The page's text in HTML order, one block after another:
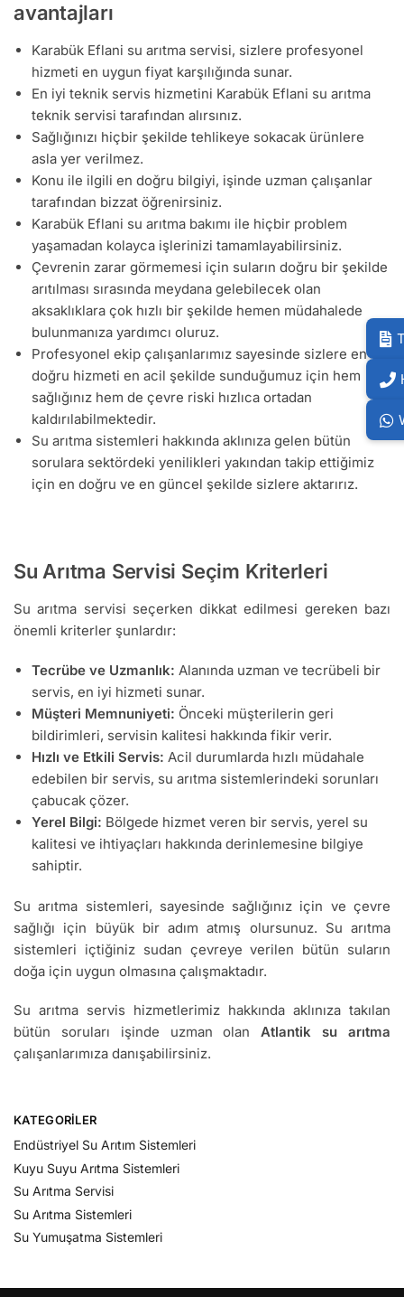
avantajları
Karabük Eflani su arıtma servisi, sizlere profesyonel
hizmeti en uygun fiyat karşılığında sunar.
En iyi teknik servis hizmetini Karabük Eflani su arıtma
teknik servisi tarafından alırsınız.
Sağlığınızı hiçbir şekilde tehlikeye sokacak ürünlere
asla yer verilmez.
Konu ile ilgili en doğru bilgiyi, işinde uzman çalışanlar
tarafından bizzat öğrenirsiniz.
Karabük Eflani su arıtma bakımı ile hiçbir problem
yaşamadan kolayca işlerinizi tamamlayabilirsiniz.
Çevrenin zarar görmemesi için suların doğru bir şekilde
arıtılması sırasında meydana gelebilecek olan
aksaklıklara çok hızlı bir şekilde hemen müdahalede
bulunmanıza yardımcı oluruz.
Profesyonel ekip çalışanlarımız sayesinde sizlere en
doğru hizmeti en acil şekilde sunduğumuz için hem
sağlığınız hem de çevre riski hızlıca ortadan
kaldırılabilmektedir.
Su arıtma sistemleri hakkında aklınıza gelen bütün
sorulara sektördeki yenilikleri yakından takip ettiğimiz
için en doğru ve en güncel şekilde sizlere aktarırız.
Su Arıtma Servisi Seçim Kriterleri
Su arıtma servisi seçerken dikkat edilmesi gereken bazı
önemli kriterler şunlardır:
Tecrübe ve Uzmanlık: Alanında uzman ve tecrübeli bir
servis, en iyi hizmeti sunar.
Müşteri Memnuniyeti: Önceki müşterilerin geri
bildirimleri, servisin kalitesi hakkında fikir verir.
Hızlı ve Etkili Servis: Acil durumlarda hızlı müdahale
edebilen bir servis, su arıtma sistemlerindeki sorunları
çabucak çözer.
Yerel Bilgi: Bölgede hizmet veren bir servis, yerel su
kalitesi ve ihtiyaçları hakkında derinlemesine bilgiye
sahiptir.
Su arıtma sistemleri, sayesinde sağlığınız için ve çevre
sağlığı için büyük bir adım atmış olursunuz. Su arıtma
sistemleri içtiğiniz sudan çevreye verilen bütün suların
doğa için uygun olmasına çalışmaktadır.
Su arıtma servis hizmetlerimiz hakkında aklınıza takılan
bütün soruları işinde uzman olanAtlantik su arıtma
çalışanlarımıza danışabilirsiniz.
KATEGORILER
Endüstriyel Su Arıtım Sistemleri
Kuyu Suyu Arıtma Sistemleri
Su Arıtma Servisi
Su Arıtma Sistemleri
Su Yumuşatma Sistemleri